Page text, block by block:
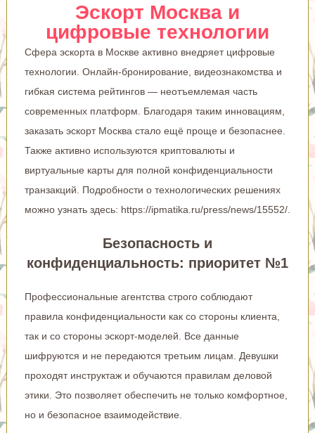
Эскорт Москва и
цифровые технологии
Сфера эскорта в Москве активно внедряет цифровые
технологии. Онлайн-бронирование, видеознакомства и
гибкая система рейтингов — неотъемлемая часть
современных платформ. Благодаря таким инновациям,
заказать эскорт Москва стало ещё проще и безопаснее.
Также активно используются криптовалюты и
виртуальные карты для полной конфиденциальности
транзакций. Подробности о технологических решениях
можно узнать здесь: https://ipmatika.ru/press/news/15552/.
Безопасность и
конфиденциальность: приоритет №1
Профессиональные агентства строго соблюдают
правила конфиденциальности как со стороны клиента,
так и со стороны эскорт-моделей. Все данные
шифруются и не передаются третьим лицам. Девушки
проходят инструктаж и обучаются правилам деловой
этики. Это позволяет обеспечить не только комфортное,
но и безопасное взаимодействие.